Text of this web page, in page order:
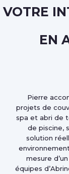
VOTRE
EN
Pierre
projets de
spa et abri de
de piscine,
solution
mesure
équipes